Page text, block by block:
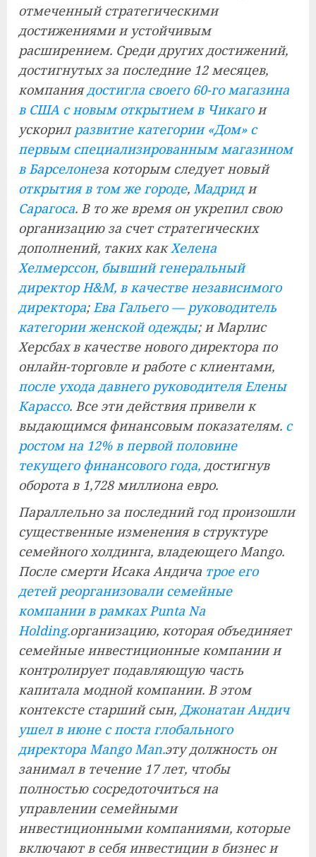
отмеченный стратегическими
достижениями и устойчивым
расширением. Среди других достижений,
достигнутых за последние 12 месяцев,
компаниядостигла своего 60-го магазина
в США с новым открытием в Чикагои
ускорил развитие категории «Дом» с
первым специализированным магазином
в Барселонеза которым следует новый
открытия в том же городе, Мадриди
Сарагоса. В то же время он укрепил свою
организацию за счет стратегических
дополнений, таких какХелена
Хелмерссон, бывший генеральный
директор H&M, в качестве независимого
директора;Ева Гальего — руководитель
категории женской одежды; и Марлис
Херсбах в качестве нового директора по
онлайн-торговле и работе с клиентами,
после ухода давнего руководителя Елены
Карассо. Все эти действия привели к
выдающимся финансовым показателям. с
ростом на 12% в первой половине
текущего финансового года, достигнув
оборота в 1,728 миллиона евро.
Параллельно за последний год произошли
существенные изменения в структуре
семейного холдинга, владеющего Mango.
После смерти Исака Андича трое его
детей реорганизовали семейные
компании в рамках Punta Na
Holding.организацию, которая объединяет
семейные инвестиционные компании и
контролирует подавляющую часть
капитала модной компании. В этом
контексте старший сын, Джонатан Андич
ушел в июне с поста глобального
директора Mango Man.эту должность он
занимал в течение 17 лет, чтобы
полностью сосредоточиться на
управлении семейными
инвестиционными компаниями, которые
включают в себя инвестиции в бизнес и